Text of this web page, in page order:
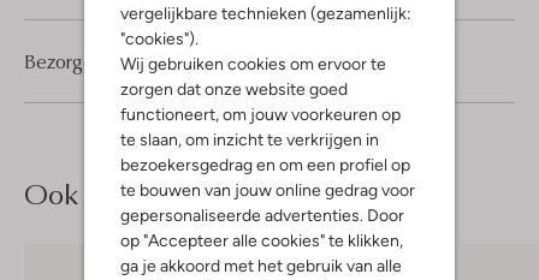
vergelijkbare technieken (gezamenlijk:
"cookies").
Wij gebruiken cookies om ervoor te
zorgen dat onze website goed
functioneert, om jouw voorkeuren op
te slaan, om inzicht te verkrijgen in
bezoekersgedrag en om een profiel op
te bouwen van jouw online gedrag voor
gepersonaliseerde advertenties. Door
op "Accepteer alle cookies" te klikken,
ga je akkoord met het gebruik van alle
Bezorgen & retourneren
Ook iets voor jou?